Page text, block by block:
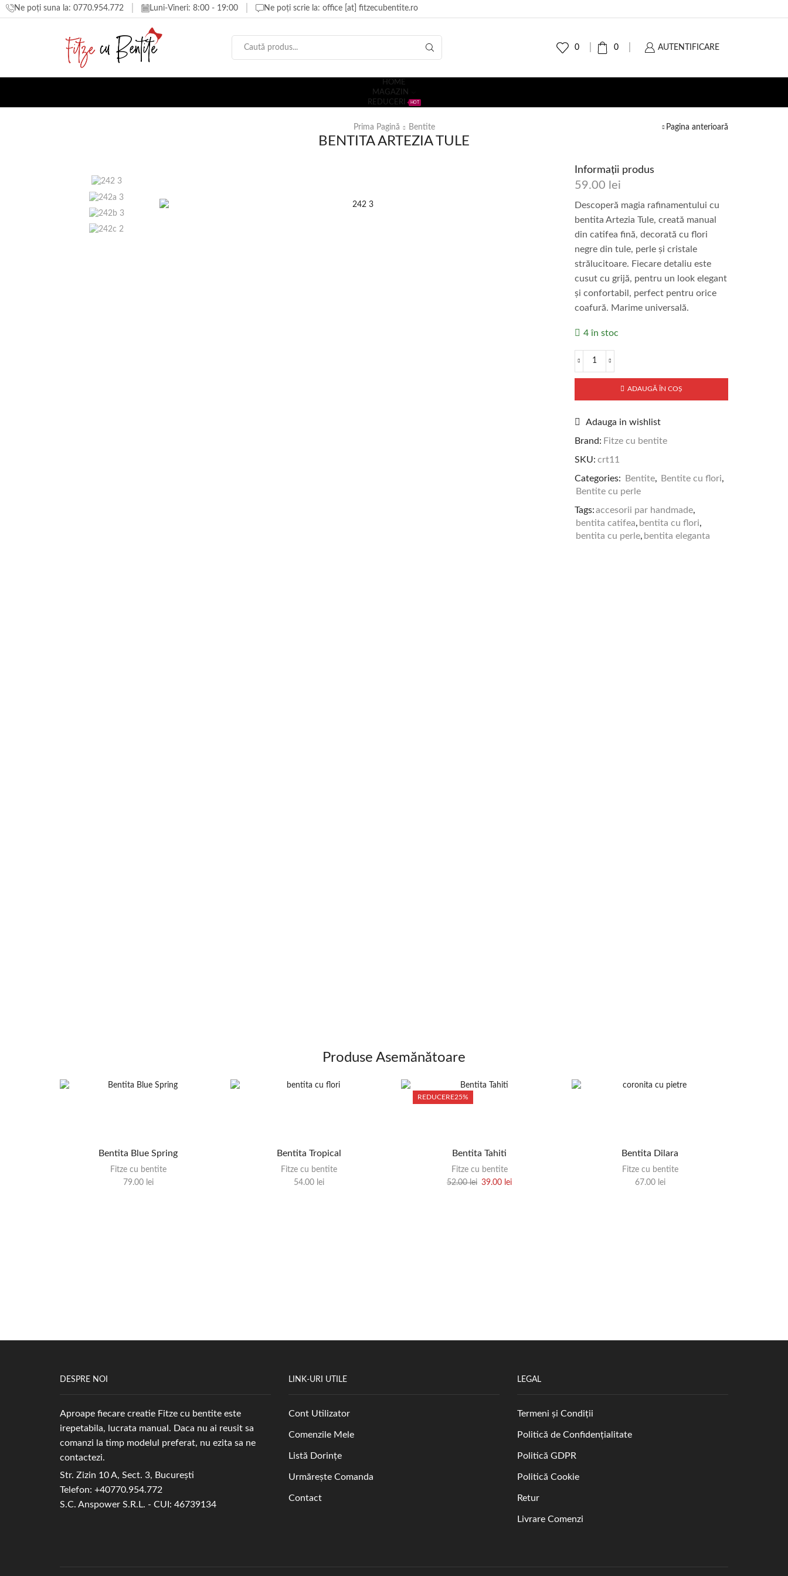
Ne poți suna la: 0770.954.772 Luni-Vineri: 8:00 - 19:00 Ne poți scrie la: office [at] fitzecubentite.ro
0 0 AUTENTIFICARE
HOME
MAGAZIN
REDUCERI
HOT
Prima Pagină Bentite
BENTITA ARTEZIA TULE
Pagina anterioară
Informații produs
59.00 lei
Descoperă magia rafinamentului cu
bentita Artezia Tule, creată manual
din catifea fină, decorată cu flori
negre din tule, perle și cristale
strălucitoare. Fiecare detaliu este
cusut cu grijă, pentru un look elegant
și confortabil, perfect pentru orice
coafură. Marime universală.
4 în stoc
ADAUGĂ ÎN COȘ
Adauga in wishlist
Brand: Fitze cu bentite
SKU: crt11
Categories: Bentite, Bentite cu flori,
Bentite cu perle
Tags:accesorii par handmade,
bentita catifea, bentita cu flori,
bentita cu perle, bentita eleganta
Produse Asemănătoare
Bentita Blue Spring
Fitze cu bentite
79.00 lei
Bentita Tropical
Fitze cu bentite
54.00 lei
REDUCERE25%
Bentita Tahiti
Fitze cu bentite
52.00lei 39.00 lei
Bentita Dilara
Fitze cu bentite
67.00 lei
DESPRE NOI
Aproape fiecare creatie Fitze cu bentite este
irepetabila, lucrata manual. Daca nu ai reusit sa
comanzi la timp modelul preferat, nu ezita sa ne
contactezi.
Str. Zizin 10 A, Sect. 3, București
Telefon: +40770.954.772
S.C. Anspower S.R.L. - CUI: 46739134
LINK-URI UTILE
Cont Utilizator
Comenzile Mele
Listă Dorințe
Urmărește Comanda
Contact
LEGAL
Termeni și Condiții
Politică de Confidențialitate
Politică GDPR
Politică Cookie
Retur
Livrare Comenzi